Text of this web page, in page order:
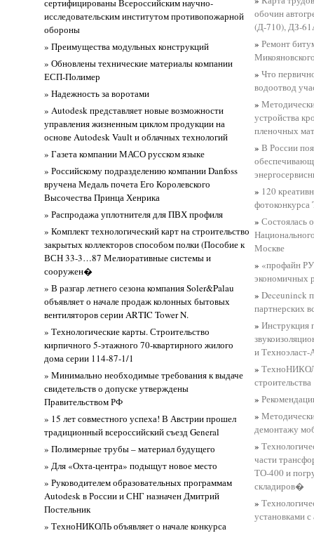
сертифицированы Всероссийским научно-
исследовательским институтом противопожарной
обороны
» Преимущества модульных конструкций
» Обновлены технические материалы компании
ЕСП-Полимер
» Надежность за воротами
» Autodesk представляет новые возможности
управления жизненным циклом продукции на
основе Autodesk Vault и облачных технологий
» Газета компании МАСО русском языке
» Российскому подразделению компании Danfoss
вручена Медаль почета Его Королевского
Высочества Принца Хенрика
» Распродажа уплотнителя для ПВХ профиля
» Комплект технологический карт на строительство
закрытых коллекторов способом полки (Пособие к
ВСН 33-3…87 Мелиоративные системы и
сооружен�
» В разгар летнего сезона компания Soler&Palau
объявляет о начале продаж колонных бытовых
вентиляторов серии ARTIC Tower N.
» Технологические карты. Строительство
кирпичного 5-этажного 70-квартирного жилого
дома серии 114-87-1/1
» Минимально необходимые требования к выдаче
свидетельств о допуске утверждены
Правительством РФ
» 15 лет совместного успеха! В Австрии прошел
традиционный всероссийский съезд General
» Полимерные трубы – материал будущего
» Для «Охта-центра» подыщут новое место
» Руководителем образовательных программам
Autodesk в России и СНГ назначен Дмитрий
Постельник
» ТехноНИКОЛЬ объявляет о начале конкурса
обочин
(Д-710), ДЗ-
»Ремонт
»Что
водоотвод
»
устройства
пленочных
»В России
» 120
»Состоялась
Москве
» «профайн
экономичных
»Deceuninck
партнерских
»Инструкция
и
»
строительства
»
»
демонтажу
»
части
ТО-400 и
складиров�
»
установками